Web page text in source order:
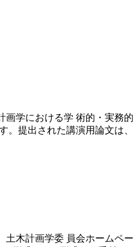
学における学 術的・実務
提出された講演用論文は
土木計画学委 員会ホームペ